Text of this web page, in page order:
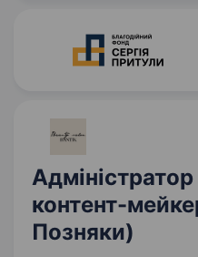
контент-
Позняки)